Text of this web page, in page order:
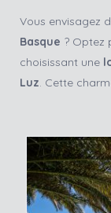
Vous envisagez
Basque ? Optez
choisissant une
Luz. Cette
étendue de
auxmaisons
LE